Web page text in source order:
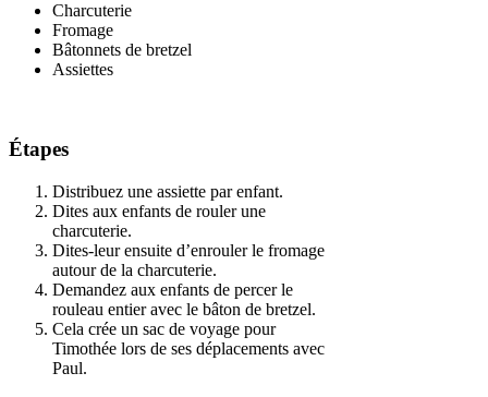
Charcuterie
Fromage
Bâtonnets de bretzel
Assiettes
Étapes
Distribuez une assiette par enfant.
Dites aux enfants de rouler une
charcuterie.
Dites-leur ensuite d’enrouler le fromage
autour de la charcuterie.
Demandez aux enfants de percer le
rouleau entier avec le bâton de bretzel.
Cela crée un sac de voyage pour
Timothée lors de ses déplacements avec
Paul.